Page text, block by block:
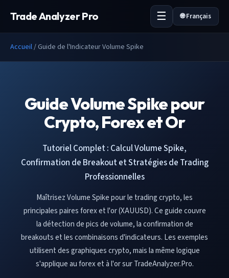
Trade Analyzer Pro 🌐 Français
Accueil/Guide de l'Indicateur Volume Spike
Guide Volume Spike pour
Crypto, Forex et Or
Tutoriel Complet : Calcul Volume Spike,
Confirmation de Breakout et Stratégies de Trading
Professionnelles
Maîtrisez Volume Spike pour le trading crypto, les
principales paires forex et l'or (XAUUSD). Ce guide couvre
la détection de pics de volume, la confirmation de
breakouts et les combinaisons d'indicateurs. Les exemples
utilisent des graphiques crypto, mais la même logique
s'applique au forex et à l'or sur TradeAnalyzer.Pro.